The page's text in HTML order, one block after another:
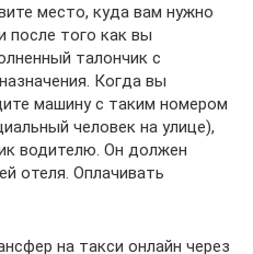
место, куда вам нужно
после того как вы
талончик с
Когда вы
машину с таким номером
человек на улице),
водителю. Он должен
отеля. Оплачивать
на такси онлайн через